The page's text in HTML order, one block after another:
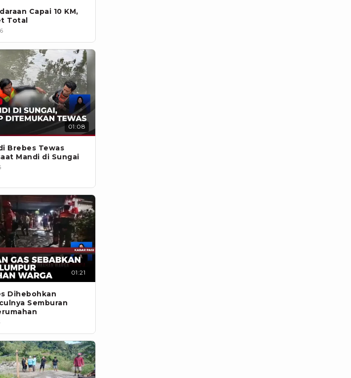
Capai 10 KM,
Total
01:08
Brebes Tewas
Mandi di Sungai
01:21
Dihebohkan
Semburan